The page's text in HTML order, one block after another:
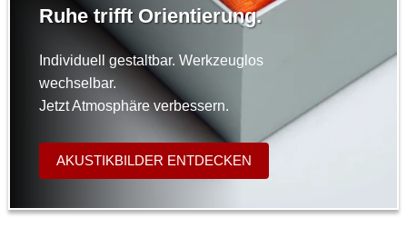
Ruhe trifft Orientierung.
Individuell gestaltbar. Werkzeuglos
wechselbar.
Jetzt Atmosphäre verbessern.
AKUSTIKBILDER ENTDECKEN